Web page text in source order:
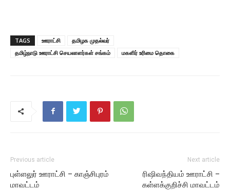
TAGS ஊராட்சி
தமிழக முதல்வர்
தமிழ்நாடு ஊராட்சி செயலாளர்கள் சங்கம்
மகளிர் உரிமை தொகை
Previous article
புள்ளலுர் ஊராட்சி – காஞ்சிபுரம்
மாவட்டம்
Next article
ரிஷிவந்தியம் ஊராட்சி –
கள்ளக்குறிச்சி மாவட்டம்